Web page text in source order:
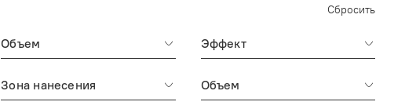
Сбросить
Объем Эффект
Зона нанесения Объем